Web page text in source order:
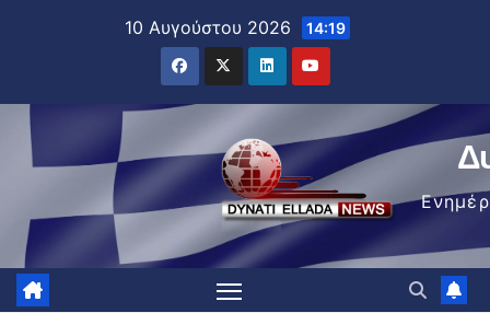
10 Αυγούστου 2026 14:19